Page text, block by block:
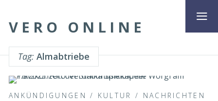
VERO ONLINE
Tag: Almabtriebe
ANKÜNDIGUNGEN / KULTUR / NACHRICHTEN